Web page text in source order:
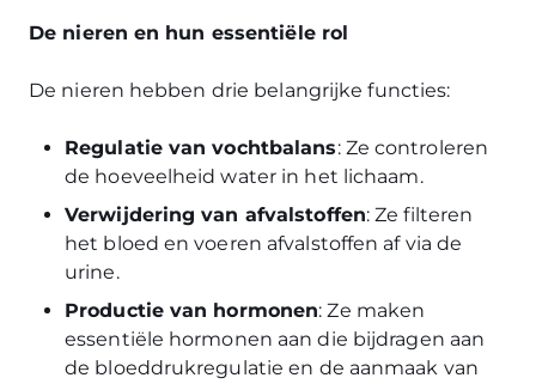
De nieren en hun essentiële rol
De nieren hebben drie belangrijke functies:
Regulatie van vochtbalans: Ze controleren
de hoeveelheid water in het lichaam.
Verwijdering van afvalstoffen: Ze filteren
het bloed en voeren afvalstoffen af via de
urine.
Productie van hormonen: Ze maken
essentiële hormonen aan die bijdragen aan
de bloeddrukregulatie en de aanmaak van